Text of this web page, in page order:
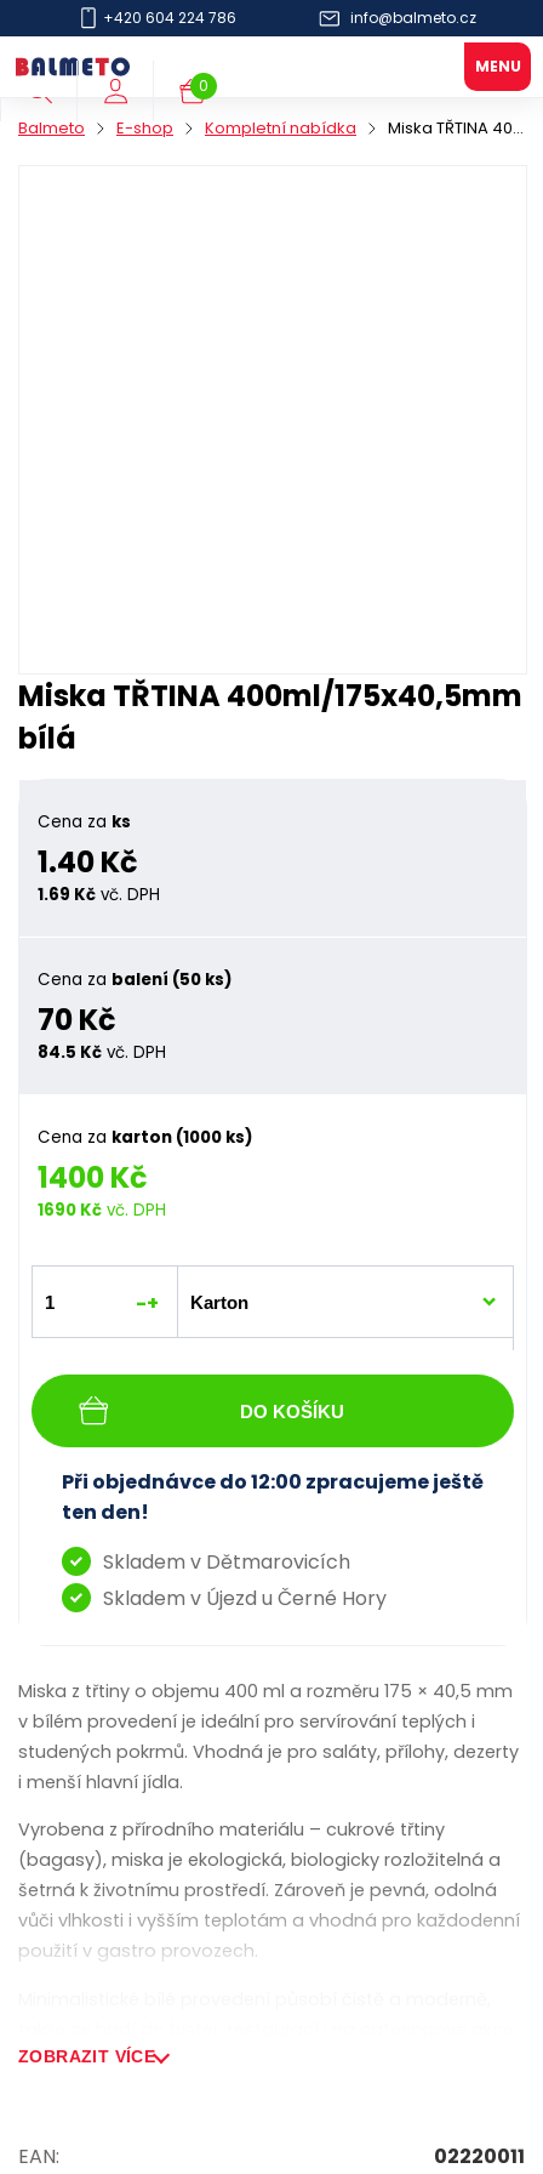
+420 604 224 786 info@balmeto.cz
0
Balmeto E-shop Kompletní nabídka Miska TŘTINA 400ml/175x40,5mm bílá
Miska TŘTINA 400ml/175x40,5mm
bílá
Cena za ks
1.40 Kč
1.69 Kč vč. DPH
Cena za balení (50 ks)
70 Kč
84.5 Kč vč. DPH
Cena za karton (1000 ks)
1400 Kč
1690 Kč vč. DPH
-+
DO KOŠÍKU
Při objednávce do 12:00 zpracujeme ještě
ten den!
Skladem v Dětmarovicích
Skladem v Újezd u Černé Hory
Miska z třtiny o objemu 400 ml a rozměru 175 × 40,5 mm
v bílém provedení je ideální pro servírování teplých i
studených pokrmů. Vhodná je pro saláty, přílohy, dezerty
i menší hlavní jídla.
Vyrobena z přírodního materiálu – cukrové třtiny
(bagasy), miska je ekologická, biologicky rozložitelná a
šetrná k životnímu prostředí. Zároveň je pevná, odolná
vůči vlhkosti i vyšším teplotám a vhodná pro každodenní
použití v gastro provozech.
ZOBRAZIT VÍCE
EAN: 02220011